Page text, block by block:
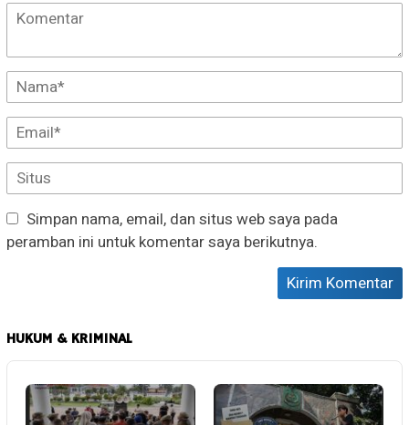
Simpan nama, email, dan situs web saya pada
peramban ini untuk komentar saya berikutnya.
HUKUM & KRIMINAL